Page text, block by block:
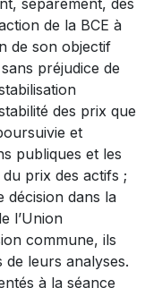
séparément, des
de la BCE à
de son objectif
préjudice de
des prix que
et
publiques et les
prix des actifs ;
décision dans la
l’Union
commune, ils
de leurs analyses.
à la séance